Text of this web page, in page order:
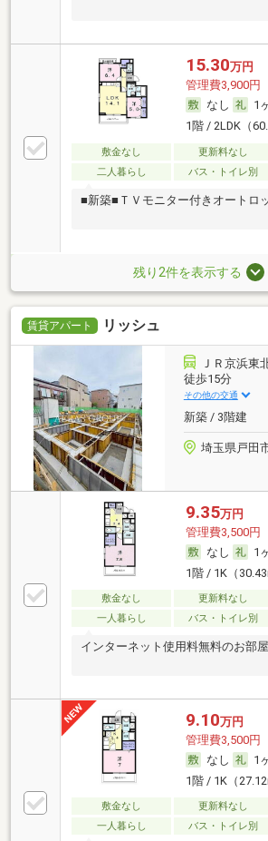
15.30万円
管理費3,900円
なし
1
1階 / 2LDK（
敷金なし 更新料なし
二人暮らし
バス・トイレ別
■新築■ＴＶモニター付きオートロ
残り2件を表示する
賃貸アパート リッシュ
ＪＲ京浜東
徒歩15分
その他の交通
新築 / 3階建
埼玉県戸田
9.35万円
管理費3,500円
なし
1
1階 / 1K（
敷金なし 更新料なし
一人暮らし
バス・トイレ別
インターネット使用料無料のお部屋
9.10万円
管理費3,500円
なし
1
1階 / 1K（
敷金なし 更新料なし
一人暮らし
バス・トイレ別